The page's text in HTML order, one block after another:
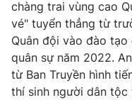
Chất lượng cuộc sống
Học trực tuyến
Công nghệ
Hitech Công nghệ
Sản phẩm
Thị trường
Giao lưu trực tuyến
Lịch phát sóng
chàng trai vùng cao
vé" tuyển thẳng từ
Quân đội vào đào tạo
quân sự năm 2022.
từ Ban Truyền hình
thí sinh người dân tộc